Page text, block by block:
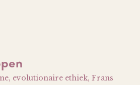
evolutionaire ethiek, Frans